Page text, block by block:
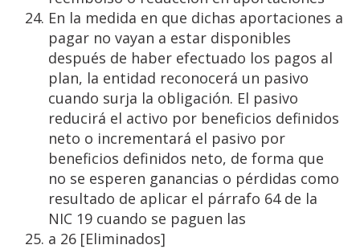
En la medida en que dichas aportaciones a
pagar no vayan a estar disponibles
después de haber efectuado los pagos al
plan, la entidad reconocerá un pasivo
cuando surja la obligación. El pasivo
reducirá el activo por beneficios definidos
neto o incrementará el pasivo por
beneficios definidos neto, de forma que
no se esperen ganancias o pérdidas como
resultado de aplicar el párrafo 64 de la
NIC 19 cuando se paguen las
a 26 [Eliminados]